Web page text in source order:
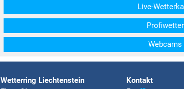
Live-
Profiwetter
Webcams
Wetterring Liechtenstein
Kontakt